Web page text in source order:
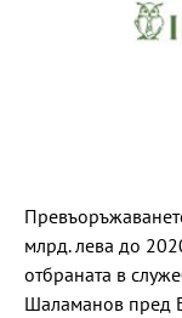
млрд. лева до
отбраната в
Шаламанов пред